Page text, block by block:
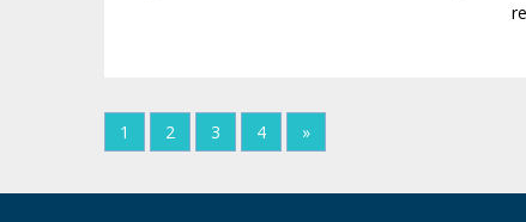
1 2 3 4 »